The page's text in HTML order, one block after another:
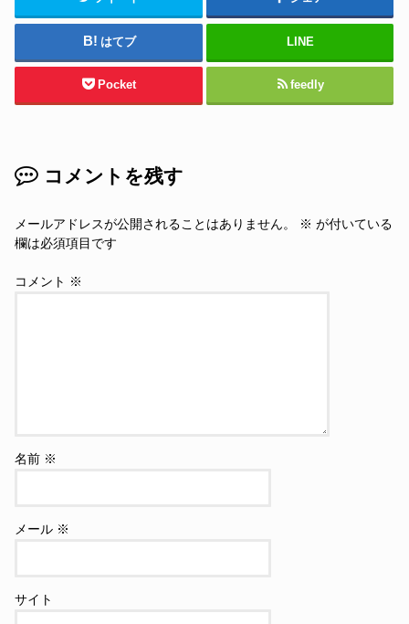
はてブ LINE
Pocket feedly
コメントを残す
メールアドレスが公開されることはありません。 ※ が付いている
欄は必須項目です
コメント ※
名前 ※
メール ※
サイト